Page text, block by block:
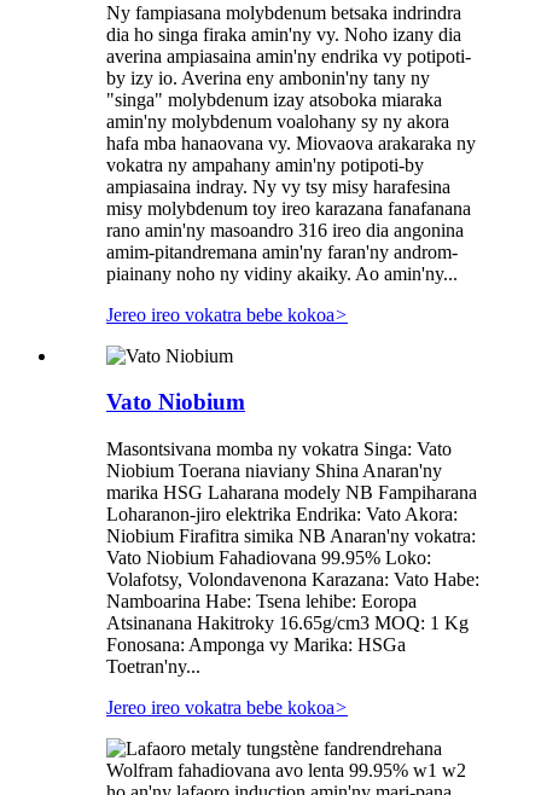
Ny fampiasana molybdenum betsaka indrindra
dia ho singa firaka amin'ny vy. Noho izany dia
averina ampiasaina amin'ny endrika vy potipoti-
by izy io. Averina eny ambonin'ny tany ny
"singa" molybdenum izay atsoboka miaraka
amin'ny molybdenum voalohany sy ny akora
hafa mba hanaovana vy. Miovaova arakaraka ny
vokatra ny ampahany amin'ny potipoti-by
ampiasaina indray. Ny vy tsy misy harafesina
misy molybdenum toy ireo karazana fanafanana
rano amin'ny masoandro 316 ireo dia angonina
amim-pitandremana amin'ny faran'ny androm-
piainany noho ny vidiny akaiky. Ao amin'ny...
Jereo ireo vokatra bebe kokoa>
Vato Niobium
Masontsivana momba ny vokatra Singa: Vato
Niobium Toerana niaviany Shina Anaran'ny
marika HSG Laharana modely NB Fampiharana
Loharanon-jiro elektrika Endrika: Vato Akora:
Niobium Firafitra simika NB Anaran'ny vokatra:
Vato Niobium Fahadiovana 99.95% Loko:
Volafotsy, Volondavenona Karazana: Vato Habe:
Namboarina Habe: Tsena lehibe: Eoropa
Atsinanana Hakitroky 16.65g/cm3 MOQ: 1 Kg
Fonosana: Amponga vy Marika: HSGa
Toetran'ny...
Jereo ireo vokatra bebe kokoa>